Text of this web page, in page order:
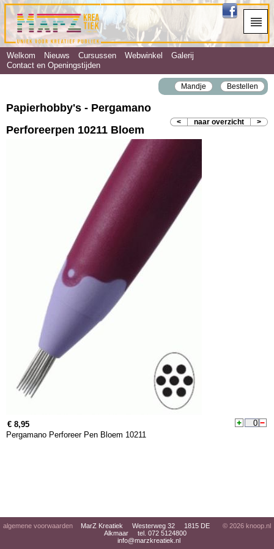
Welkom Nieuws Cursussen Webwinkel
Galerij
Contact en Openingstijden
Mandje Bestellen
Papierhobby's - Pergamano
< naar overzicht >
Perforeerpen 10211 Bloem
€ 8,95
Pergamano Perforeer Pen Bloem 10211
algemene voorwaarden
MarZ Kreatiek Westerweg 32 1815 DE
Alkmaar tel. 072 5124800
info@marzkreatiek.nl
© 2026 knoop.nl